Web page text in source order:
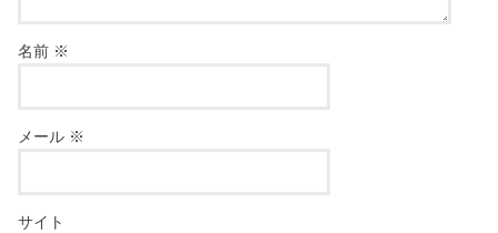
名前 ※
メール ※
サイト